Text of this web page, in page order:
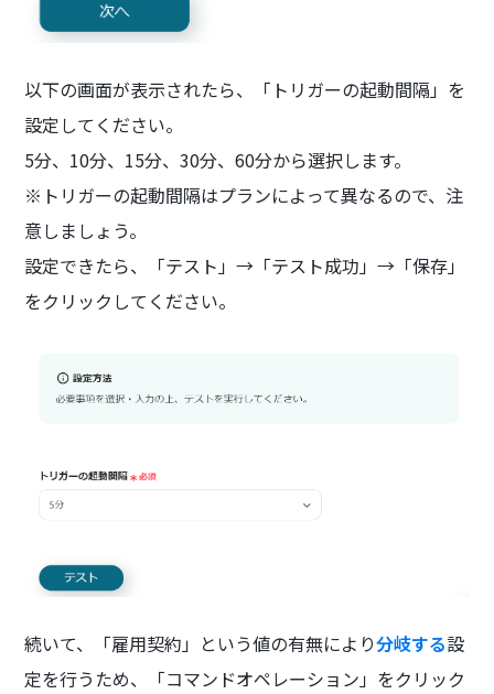
以下の画面が表示されたら、「トリガーの起動間隔」を
設定してください。
5分、10分、15分、30分、60分から選択します。
※トリガーの起動間隔はプランによって異なるので、注
意しましょう。
設定できたら、「テスト」→「テスト成功」→「保存」
をクリックしてください。
続いて、「雇用契約」という値の有無により分岐する設
定を行うため、「コマンドオペレーション」をクリック